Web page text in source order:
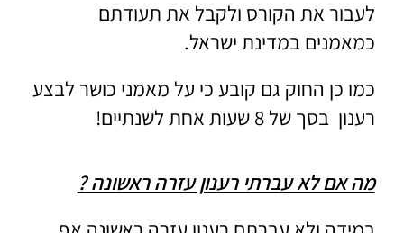
לעבור את הקורס ולקבל את תעודתם
כמאמנים במדינת ישראל.
כמו כן החוק גם קובע כי על מאמני כושר לבצע
רענון בסך של 8 שעות אחת לשנתיים!
מה אם לא עברתי רענון עזרה ראשונה ?